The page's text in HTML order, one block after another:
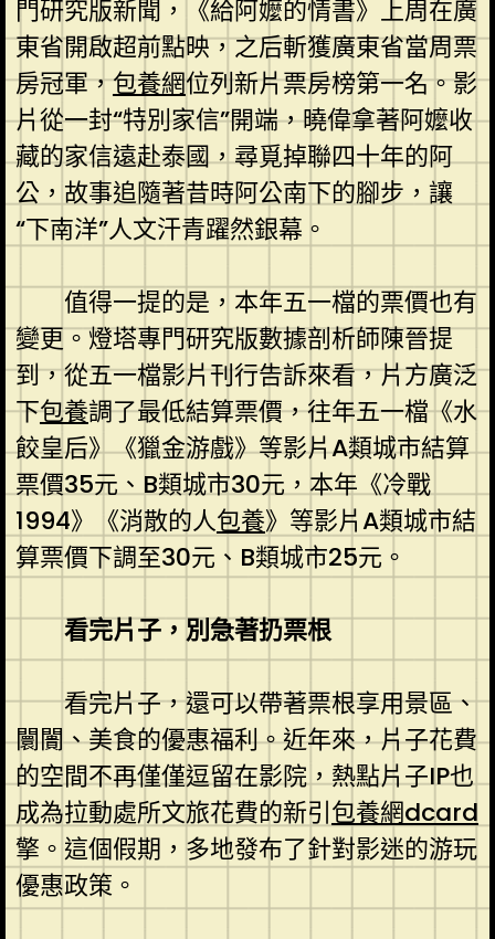
門研究版新聞，《給阿嬤的情書》上周在廣
東省開啟超前點映，之后斬獲廣東省當周票
房冠軍，包養網位列新片票房榜第一名。影
片從一封“特別家信”開端，曉偉拿著阿嬤收
藏的家信遠赴泰國，尋覓掉聯四十年的阿
公，故事追隨著昔時阿公南下的腳步，讓
“下南洋”人文汗青躍然銀幕。
值得一提的是，本年五一檔的票價也有
變更。燈塔專門研究版數據剖析師陳晉提
到，從五一檔影片刊行告訴來看，片方廣泛
下包養調了最低結算票價，往年五一檔《水
餃皇后》《獵金游戲》等影片A類城市結算
票價35元、B類城市30元，本年《冷戰
1994》《消散的人包養》等影片A類城市結
算票價下調至30元、B類城市25元。
看完片子，別急著扔票根
看完片子，還可以帶著票根享用景區、
闤闠、美食的優惠福利。近年來，片子花費
的空間不再僅僅逗留在影院，熱點片子IP也
成為拉動處所文旅花費的新引包養網dcard
擎。這個假期，多地發布了針對影迷的游玩
優惠政策。